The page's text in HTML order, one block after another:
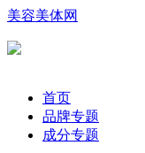
美容美体网
首页
品牌专题
成分专题